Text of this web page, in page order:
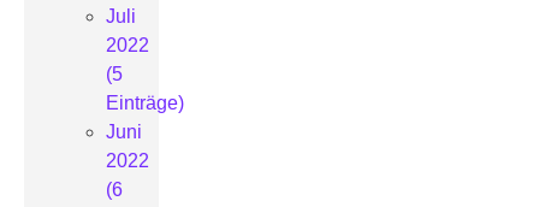
Juli
2022
(5
Einträge)
Juni
2022
(6